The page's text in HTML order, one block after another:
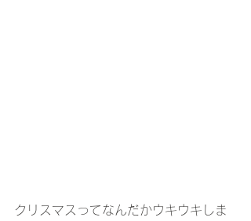
クリスマスってなんだかウキウキしま